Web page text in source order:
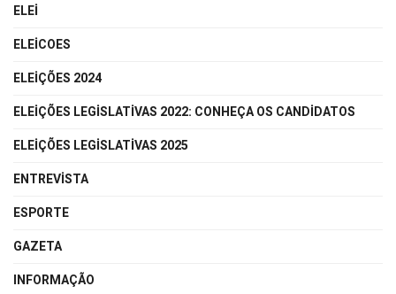
ELEI
ELEICOES
ELEIÇÕES 2024
ELEIÇÕES LEGISLATIVAS 2022: CONHEÇA OS CANDIDATOS
ELEIÇÕES LEGISLATIVAS 2025
ENTREVISTA
ESPORTE
GAZETA
INFORMAÇÃO